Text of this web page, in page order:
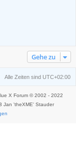
Gehe zu
Alle Zeiten sind UTC+02:00
X Forum © 2002 - 2022
Jan 'theXME' Stauder